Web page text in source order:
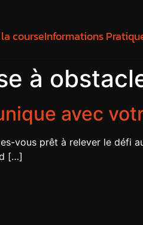
courseInformations
à
avec
vous prêt à relever le défi
[…]